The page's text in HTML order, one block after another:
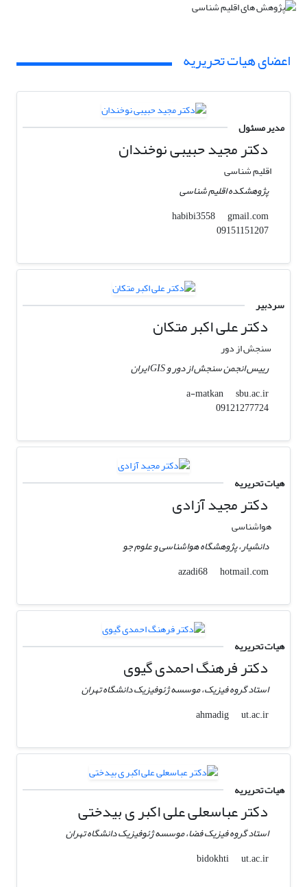
اعضای هیات تحریریه
مدیر مسئول
دکتر مجید حبیبی نوخندان
اقلیم شناسی
پژوهشکده اقلیم شناسی
habibi3558
gmail.com
09151151207
سردبیر
دکتر علی اکبر متکان
سنجش از دور
رییس انجمن سنجش از دور و GIS ایران
a-matkan
sbu.ac.ir
09121277724
هیات تحریریه
دکتر مجید آزادی
هواشناسی
دانشیار، پژوهشگاه هواشناسی و علوم جو
azadi68
hotmail.com
هیات تحریریه
دکتر فرهنگ احمدی گیوی
استاد گروه فیزیک، موسسه ژئوفیزیک دانشگاه تهران
ahmadig
ut.ac.ir
هیات تحریریه
دکتر عباسعلی علی اکبر ی بیدختی
استاد گروه فیزیک فضا، موسسه ژئوفیزیک دانشگاه تهران
bidokhti
ut.ac.ir